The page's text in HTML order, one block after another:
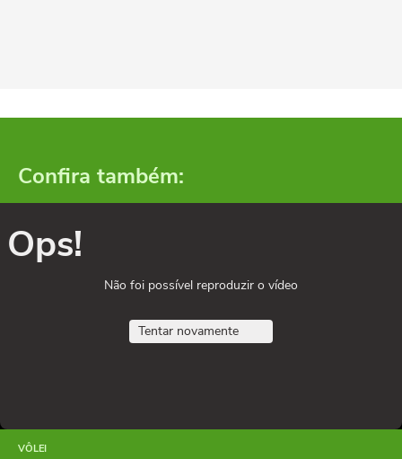
Confira também:
Ops!
Não foi possível reproduzir o vídeo
Tentar novamente
VÔLEI